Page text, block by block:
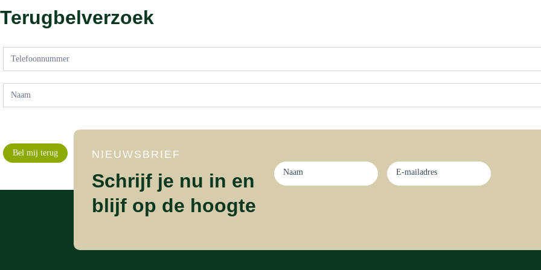
Terugbelverzoek
mij
Bel mij terug NIEUWSBRIEF
Schrijf je nu in en
blijf op de hoogte
aanmelding
Naam E-mailadres